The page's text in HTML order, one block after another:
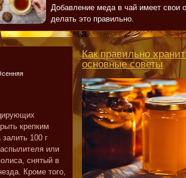
Добавление меда в чай имеет свои
делать это правильно.
крепким
100 г
или
снятый в
Кроме того,
Как правильно
основные советы